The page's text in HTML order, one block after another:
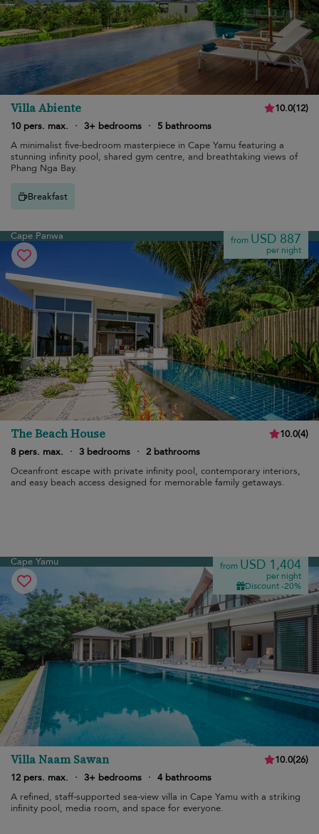
Villa Abiente 10.0(12)
10 pers. max.
· 3+ bedrooms ·
5 bathrooms
A minimalist five-bedroom masterpiece in Cape Yamu featuring a
stunning infinity pool, shared gym centre, and breathtaking views of
Phang Nga Bay.
Breakfast
Cape Panwa from USD 887
per night
The Beach House 10.0(4)
8 pers. max.
· 3 bedrooms · 2 bathrooms
Oceanfront escape with private infinity pool, contemporary interiors,
and easy beach access designed for memorable family getaways.
Cape Yamu from USD 1,404
per night
Discount -20%
Villa Naam Sawan 10.0(26)
12 pers. max.
· 3+ bedrooms · 4 bathrooms
A refined, staff-supported sea-view villa in Cape Yamu with a striking
infinity pool, media room, and space for everyone.